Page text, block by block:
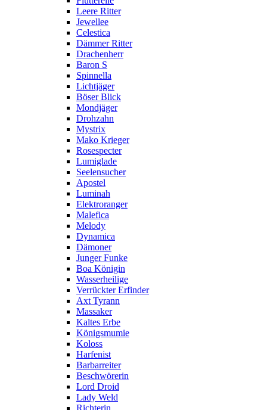
Leere Ritter
Jewellee
Celestica
Dämmer Ritter
Drachenherr
Baron S
Spinnella
Lichtjäger
Böser Blick
Mondjäger
Drohzahn
Mystrix
Mako Krieger
Rosespecter
Lumiglade
Seelensucher
Apostel
Luminah
Elektroranger
Malefica
Melody
Dynamica
Dämoner
Junger Funke
Boa Königin
Wasserheilige
Verrückter Erfinder
Axt Tyrann
Massaker
Kaltes Erbe
Königsmumie
Koloss
Harfenist
Barbarreiter
Beschwörerin
Lord Droid
Lady Weld